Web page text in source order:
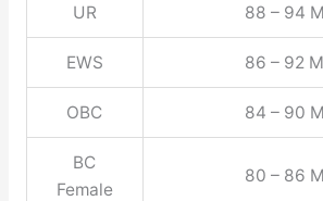
UR 88 – 94
EWS 86 – 92
OBC 84 – 90
BC
Female
80 – 86